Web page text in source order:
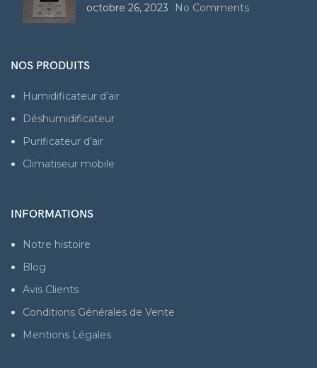
octobre 26, 2023 No Comments
NOS PRODUITS
Humidificateur d’air
Déshumidificateur
Purificateur d’air
Climatiseur mobile
INFORMATIONS
Notre histoire
Blog
Avis Clients
Conditions Générales de Vente
Mentions Légales